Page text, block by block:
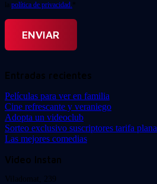
la política de privacidad. *
Entradas recientes
Películas para ver en familia
Cine refrescante y veraniego
Adopta un videoclub
Sorteo exclusivo suscriptores tarifa plana
Las mejores comedias
Video Instan
Viladomat, 239